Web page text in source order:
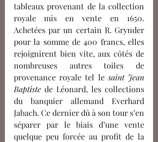
tableaux provenant de la collection
royale mis en vente en 1650.
Achetées par un certain R. Grynder
pour la somme de 400 francs, elles
rejoignirent bien vite, aux côtés de
nombreuses autres toiles de
provenance royale tel le saint Jean
Baptiste de Léonard, les collections
du banquier allemand Everhard
Jabach. Ce dernier dû à son tour s’en
séparer par le biais d’une vente
quelque peu forcée au profit de la